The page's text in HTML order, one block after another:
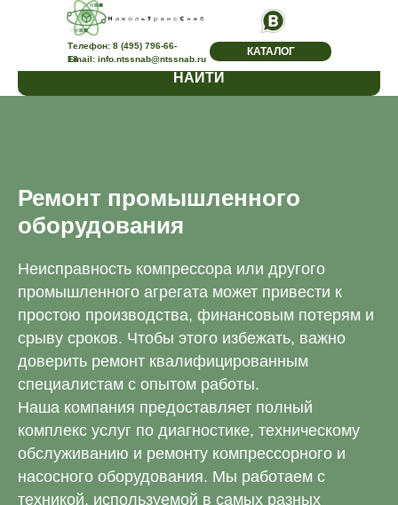
КАТАЛОГ
Телефон: 8 (495) 796-66-
18
Email: info.ntssnab@ntssnab.ru
НАЙТИ
Ремонт промышленного
оборудования
Неисправность компрессора или другого
промышленного агрегата может привести к
простою производства, финансовым потерям и
срыву сроков. Чтобы этого избежать, важно
доверить ремонт квалифицированным
специалистам с опытом работы.
Наша компания предоставляет полный
комплекс услуг по диагностике, техническому
обслуживанию и ремонту компрессорного и
насосного оборудования. Мы работаем с
техникой, используемой в самых разных